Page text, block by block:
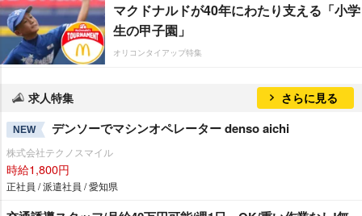
マクドナルドが40年にわたり支える「小学
生の甲子園」
オリコンタイアップ特集
求人特集 さらに見る
NEW デンソーでマシンオペレーター denso aichi
株式会社テクノスマイル
時給1,800円
正社員 / 派遣社員 / 愛知県